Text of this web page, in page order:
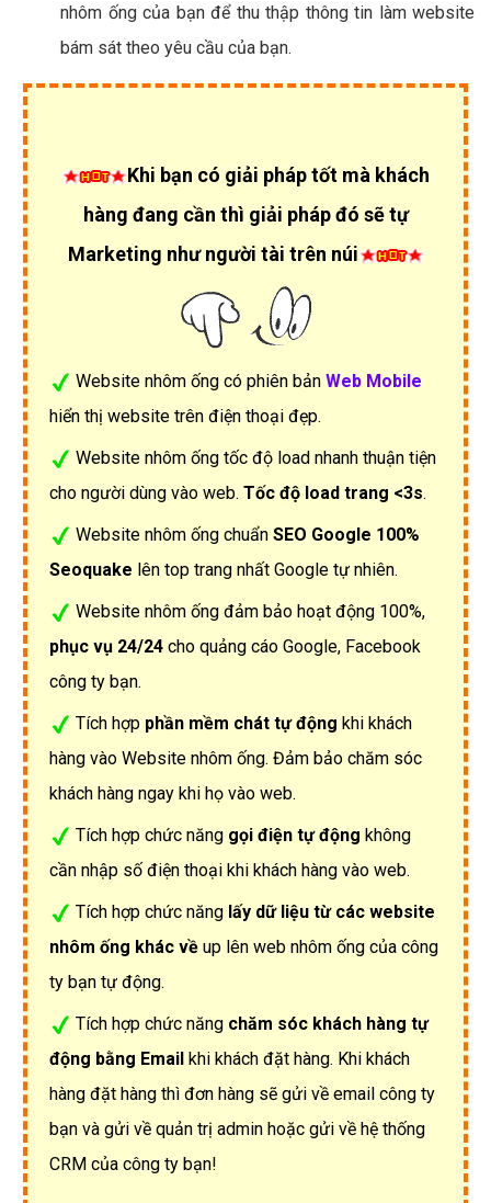
nhôm ống của bạn để thu thập thông tin làm website
bám sát theo yêu cầu của bạn.
Khi bạn có giải pháp tốt mà khách
hàng đang cần thì giải pháp đó sẽ tự
Marketing như người tài trên núi
Website nhôm ống có phiên bản Web Mobile
hiển thị website trên điện thoại đẹp.
Website nhôm ống tốc độ load nhanh thuận tiện
cho người dùng vào web. Tốc độ load trang <3s.
Website nhôm ống chuẩn SEO Google 100%
Seoquake lên top trang nhất Google tự nhiên.
Website nhôm ống đảm bảo hoạt động 100%,
phục vụ 24/24 cho quảng cáo Google, Facebook
công ty bạn.
Tích hợp phần mềm chát tự động khi khách
hàng vào Website nhôm ống. Đảm bảo chăm sóc
khách hàng ngay khi họ vào web.
Tích hợp chức năng gọi điện tự động không
cần nhập số điện thoại khi khách hàng vào web.
Tích hợp chức năng lấy dữ liệu từ các website
nhôm ống khác về up lên web nhôm ống của công
ty bạn tự động.
Tích hợp chức năng chăm sóc khách hàng tự
động bằng Email khi khách đặt hàng. Khi khách
hàng đặt hàng thì đơn hàng sẽ gửi về email công ty
bạn và gửi về quản trị admin hoặc gửi về hệ thống
CRM của công ty bạn!